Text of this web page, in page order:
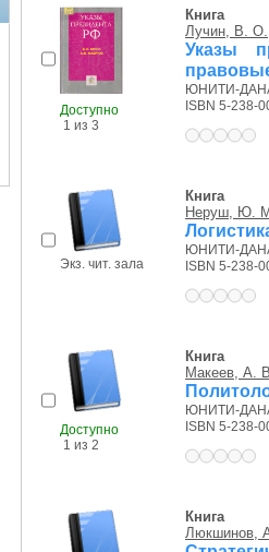
Доступно
1 из 3
Книга
Лучин, В. О.
Указы
ЮНИТИ-
ISBN 5-238-
Экз. чит. зала
Книга
Неруш, Ю.
ЮНИТИ-
ISBN 5-238-
Доступно
1 из 2
Книга
Макеев, А.
ЮНИТИ-
ISBN 5-238-
Книга
Люкшинов,